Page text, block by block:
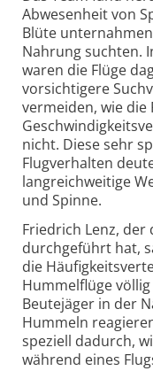
Abwesenheit von
Blüte
Nahrung suchten.
waren die Flüge
vorsichtigere
vermeiden, wie die
nicht. Diese sehr
Flugverhalten
langreichweitige
und Spinne.
Friedrich Lenz, der
durchgeführt hat,
die
Hummelflüge
Beutejäger in der
Hummeln
speziell dadurch,
während eines